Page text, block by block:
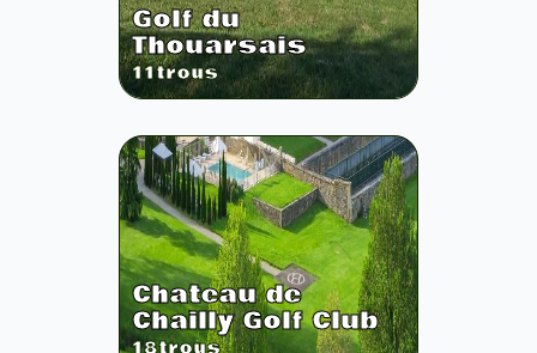
Golf du
Thouarsais
11trous
Chateau de
Chailly Golf Club